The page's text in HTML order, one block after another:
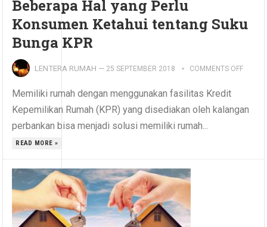
Beberapa Hal yang Perlu
Konsumen Ketahui tentang Suku
Bunga KPR
LENTERA RUMAH — 25 SEPTEMBER 2018 COMMENTS OFF
Memiliki rumah dengan menggunakan fasilitas Kredit
Kepemilikan Rumah (KPR) yang disediakan oleh kalangan
perbankan bisa menjadi solusi memiliki rumah...
READ MORE »